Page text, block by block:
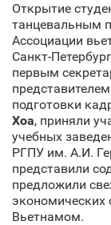
Открытие
танцевальным
Ассоциации
первым
подготовки
Хоа, приняли
учебных
РГПУ им. А.И.
представили
предложили
Вьетнамом.